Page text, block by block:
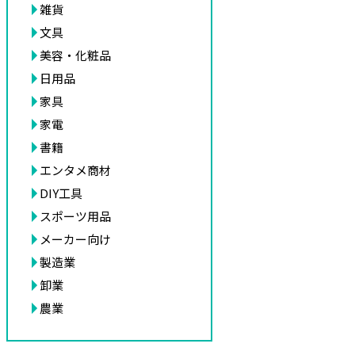
雑貨
文具
美容・化粧品
日用品
家具
家電
書籍
エンタメ商材
DIY工具
スポーツ用品
メーカー向け
製造業
卸業
農業